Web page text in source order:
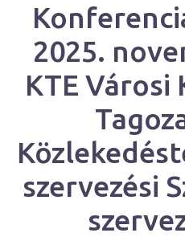
2025.
KTE Városi
szervezési